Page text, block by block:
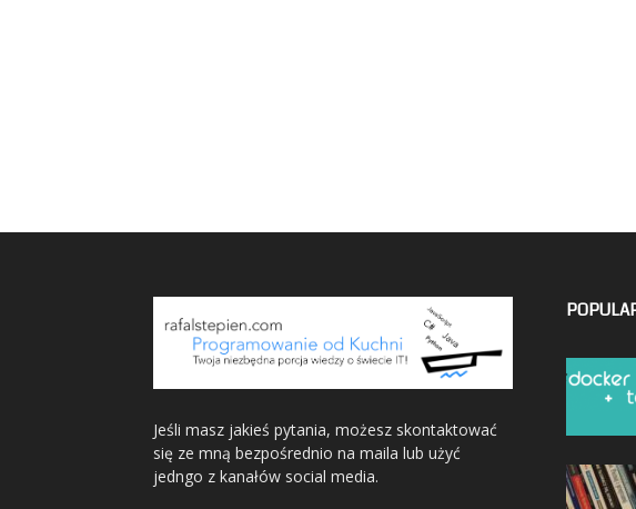
Jeśli masz jakieś pytania, możesz skontaktować
się ze mną bezpośrednio na maila lub użyć
jedngo z kanałów social media.